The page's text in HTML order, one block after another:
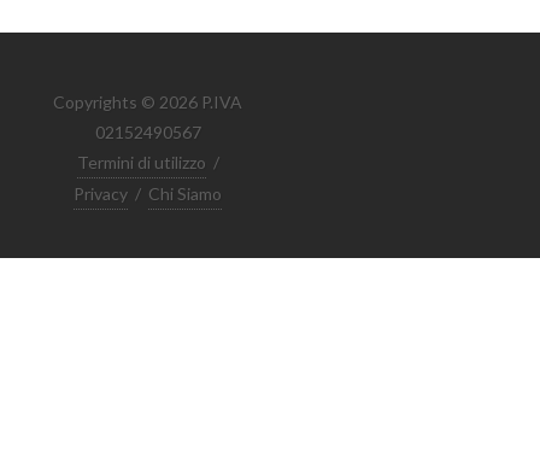
Copyrights © 2026 P.IVA
02152490567
Termini di utilizzo /
Privacy / Chi Siamo